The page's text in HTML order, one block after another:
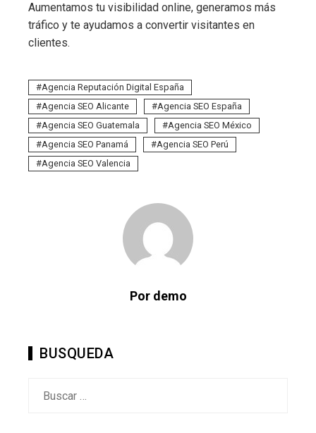
Aumentamos tu visibilidad online, generamos más
tráfico y te ayudamos a convertir visitantes en
clientes.
Agencia Reputación Digital España
Agencia SEO Alicante
Agencia SEO España
Agencia SEO Guatemala
Agencia SEO México
Agencia SEO Panamá
Agencia SEO Perú
Agencia SEO Valencia
Por demo
BUSQUEDA